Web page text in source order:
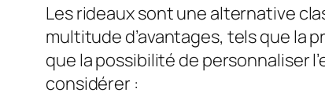
Les rideaux sont une alternative
multitude d’avantages, tels que la
que la possibilité de personnaliser
considérer :